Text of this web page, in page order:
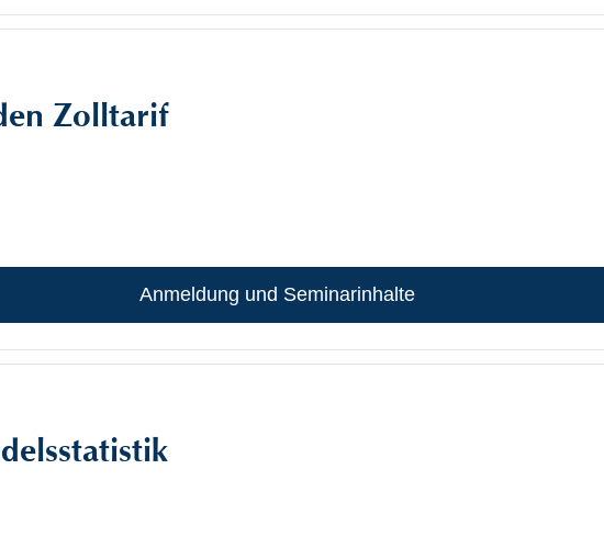
Zolltarif
Anmeldung und Seminarinhalte